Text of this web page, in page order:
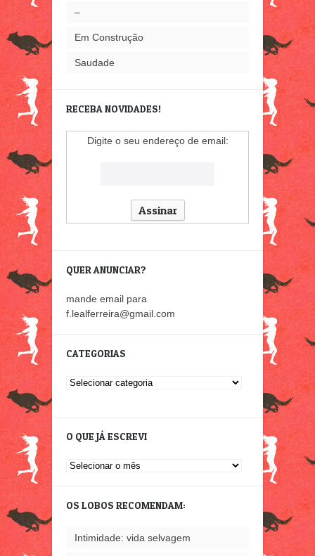
–
Em Construção
Saudade
RECEBA NOVIDADES!
Digite o seu endereço de email:
QUER ANUNCIAR?
mande email para
f.lealferreira@gmail.com
CATEGORIAS
Categorias
O QUE JÁ ESCREVI
O
escrevi
OS LOBOS RECOMENDAM:
Intimidade: vida selvagem